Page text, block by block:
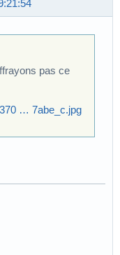
pas ce
… 7abe_c.jpg